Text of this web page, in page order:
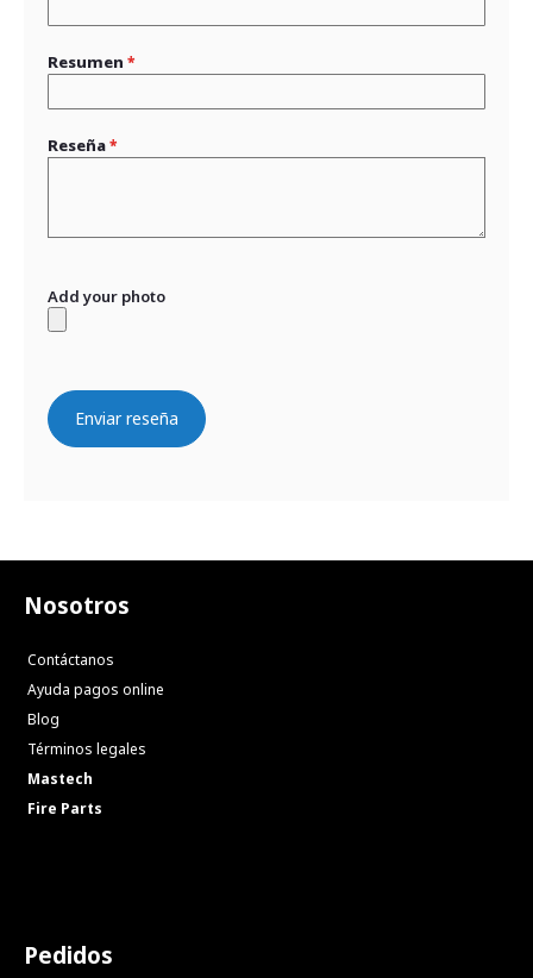
Resumen
Reseña
Add your photo
Enviar reseña
Nosotros
Contáctanos
Ayuda pagos online
Blog
Términos legales
Mastech
Fire Parts
Pedidos